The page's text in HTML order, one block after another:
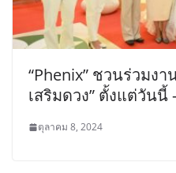
“Phenix” ชวนร่วมง
เสริมดวง” ตั้งแต่วันนี้
ตุลาคม 8, 2024